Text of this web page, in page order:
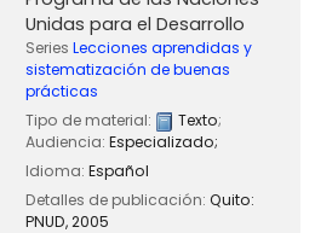
Unidas para el Desarrollo
Series Lecciones aprendidas y
sistematización de buenas
prácticas
Tipo de material:
Texto;
Audiencia: Especializado;
Idioma: Español
Detalles de publicación: Quito:
PNUD,2005